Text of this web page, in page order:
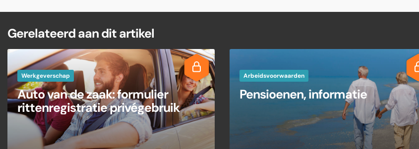
Gerelateerd aan dit artikel
Werkgeverschap
Auto van de zaak: formulier
rittenregistratie privégebruik
Arbeidsvoorwaarden
Pensioenen, informatie